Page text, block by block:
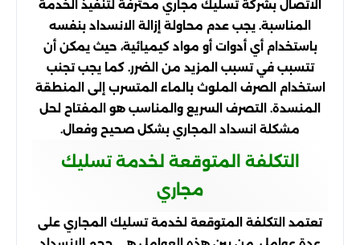
الاتصال بشركة تسليك مجاري محترفة لتنفيذ الخدمة
المناسبة. يجب عدم محاولة إزالة الانسداد بنفسه
باستخدام أي أدوات أو مواد كيميائية، حيث يمكن أن
تتسبب في تسبب المزيد من الضرر. كما يجب تجنب
استخدام الصرف الملوث بالماء المتسرب إلى المنطقة
المنسدة. التصرف السريع والمناسب هو المفتاح لحل
مشكلة انسداد المجاري بشكل صحيح وفعال.
التكلفة المتوقعة لخدمة تسليك
مجاري
تعتمد التكلفة المتوقعة لخدمة تسليك المجاري على